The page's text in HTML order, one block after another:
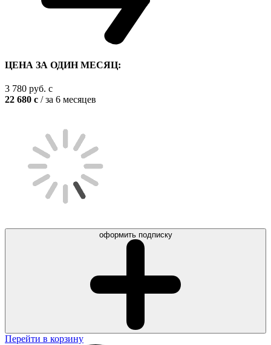
ЦЕНА ЗА ОДИН МЕСЯЦ:
3 780 руб. c
22 680 c / за 6 месяцев
оформить подписку
Перейти в корзину